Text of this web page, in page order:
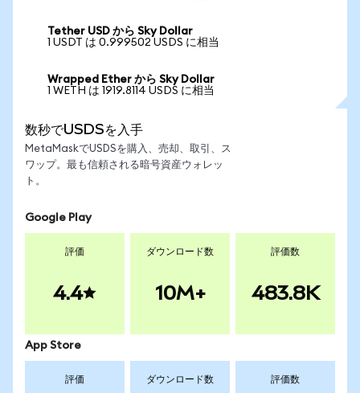
Tether USD から Sky Dollar
1 USDT は 0.999502 USDS に相当
Wrapped Ether から Sky Dollar
1 WETH は 1919.8114 USDS に相当
数秒でUSDSを入手
MetaMaskでUSDSを購入、売却、取引、ス
ワップ。最も信頼される暗号資産ウォレッ
ト。
Google Play
評価
4.4
ダウンロード数
10M+
評価数
483.8K
App Store
評価 ダウンロード数 評価数